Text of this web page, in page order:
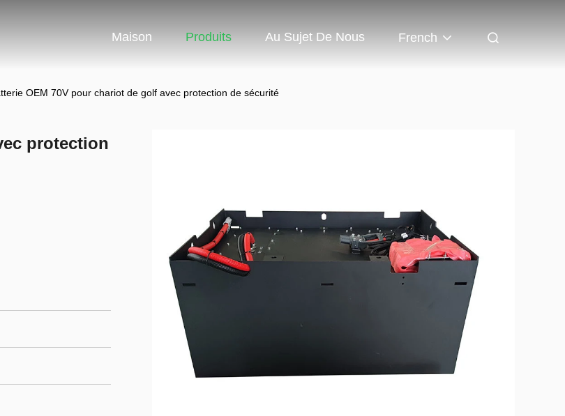
Maison Produits Au Sujet De Nous French
OEM 70V pour chariot de golf avec protection de sécurité
protection